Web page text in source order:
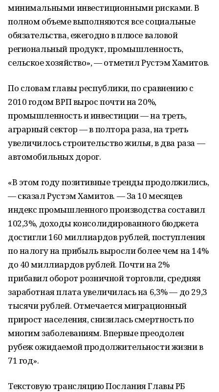
минимальными инвестиционными рисками. В
полном объеме выполняются все социальные
обязательства, ежегодно в плюсе валовой
региональный продукт, промышленность,
сельское хозяйство», — отметил Рустэм Хамитов.
По словам главы республики, по сравнению с
2010 годом ВРП вырос почти на 20%,
промышленность и инвестиции — на треть,
аграрный сектор — в полтора раза, на треть
увеличилось строительство жилья, в два раза —
автомобильных дорог.
«В этом году позитивные тренды продолжились,
— сказал Рустэм Хамитов. — За 10 месяцев
индекс промышленного производства составил
102,3%, доходы консолидированного бюджета
достигли 160 миллиардов рублей, поступления
по налогу на прибыль выросли более чем на 14%
до 40 миллиардов рублей. Почти на 2%
прибавил оборот розничной торговли, средняя
заработная плата увеличилась на 6,3% — до 29,3
тысячи рублей. Отмечается миграционный
прирост населения, снизилась смертность по
многим заболеваниям. Впервые преодолен
рубеж ожидаемой продолжительности жизни в
71 год».
Текстовую трансляцию Послания Главы РБ